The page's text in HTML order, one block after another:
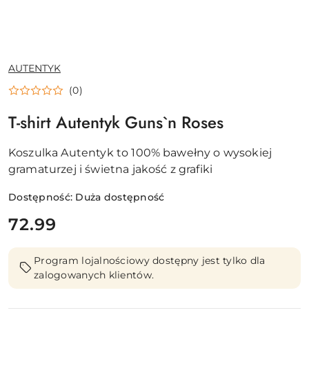
NAZWA
PRODUCENTA:
AUTENTYK
(0)
T-shirt Autentyk Guns`n Roses
Koszulka Autentyk to 100% bawełny o wysokiej
gramaturzej i świetna jakość z grafiki
Dostępność: Duża dostępność
cena:
72.99
Program lojalnościowy dostępny jest tylko dla
zalogowanych klientów.